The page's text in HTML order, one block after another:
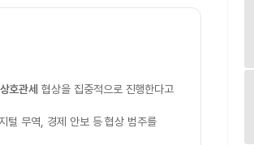
상호관세 협상을 집중적으로 진행한다고
털 무역, 경제 안보 등 협상 범주를